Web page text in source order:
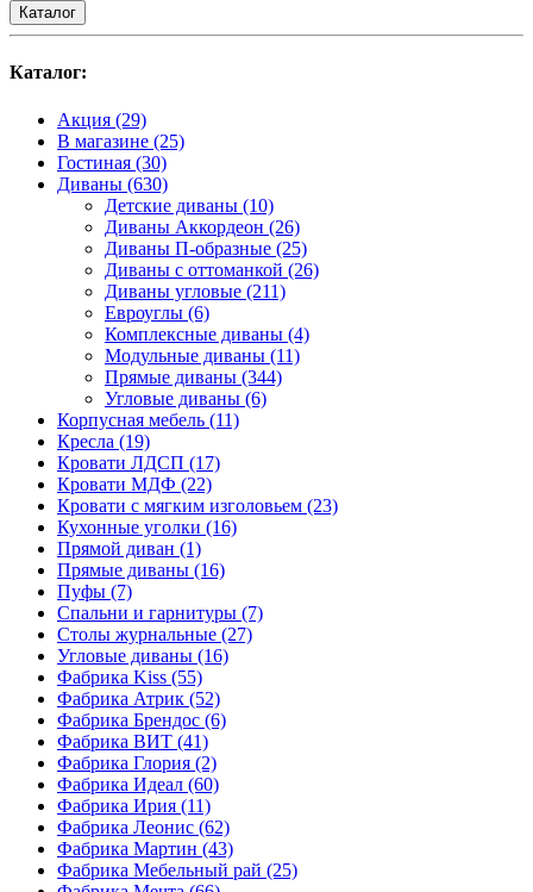
Каталог
Каталог:
Акция (29)
В магазине (25)
Гостиная (30)
Диваны (630)
Детские диваны (10)
Диваны Аккордеон (26)
Диваны П-образные (25)
Диваны с оттоманкой (26)
Диваны угловые (211)
Евроуглы (6)
Комплексные диваны (4)
Модульные диваны (11)
Прямые диваны (344)
Угловые диваны (6)
Корпусная мебель (11)
Кресла (19)
Кровати ЛДСП (17)
Кровати МДФ (22)
Кровати с мягким изголовьем (23)
Кухонные уголки (16)
Прямой диван (1)
Прямые диваны (16)
Пуфы (7)
Спальни и гарнитуры (7)
Столы журнальные (27)
Угловые диваны (16)
Фабрика Kiss (55)
Фабрика Атрик (52)
Фабрика Брендос (6)
Фабрика ВИТ (41)
Фабрика Глория (2)
Фабрика Идеал (60)
Фабрика Ирия (11)
Фабрика Леонис (62)
Фабрика Мартин (43)
Фабрика Мебельный рай (25)